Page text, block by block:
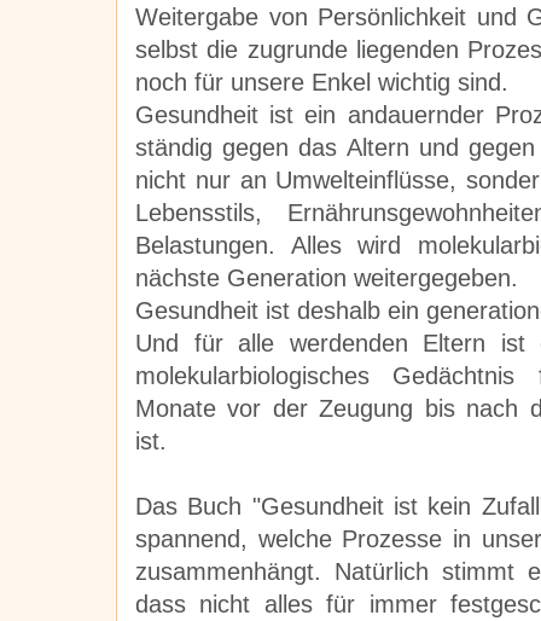
Weitergabe von Persönlichkeit und
selbst die zugrunde liegenden
noch für unsere Enkel wichtig sind.
Gesundheit ist ein andauernder
ständig gegen das Altern und
nicht nur an Umwelteinflüsse,
Lebensstils,
Belastungen. Alles wird
nächste Generation weitergegeben.
Gesundheit ist deshalb ein
Und für alle werdenden Eltern
molekularbiologisches
Monate vor der Zeugung bis nach
ist.
Das Buch "Gesundheit ist kein
spannend, welche Prozesse in
zusammenhängt. Natürlich stimmt
dass nicht alles für immer